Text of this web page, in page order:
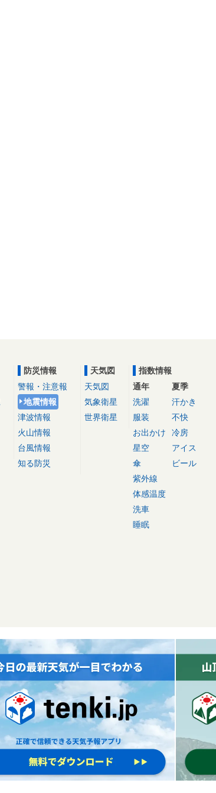
防災情報
警報・注意報
地震情報
津波情報
火山情報
台風情報
知る防災
天気図
天気図
気象衛星
世界衛星
指数情報
通年
洗濯
服装
お出かけ
星空
傘
紫外線
体感温度
洗車
睡眠
夏季
汗かき
不快
冷房
アイス
ビール